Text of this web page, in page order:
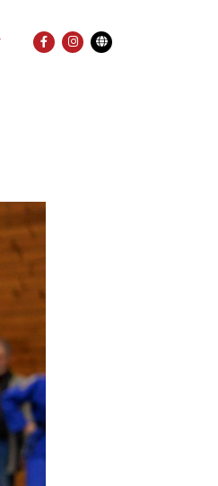
FACEBOOK
INSTAGRAM
Übersetzung